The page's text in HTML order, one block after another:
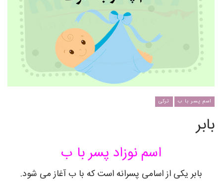
اسم پسر با ب ترکی
بابر
اسم نوزاد پسر با ب
بابر یکی از اسامی پسرانه است که با ب آغاز می شود.